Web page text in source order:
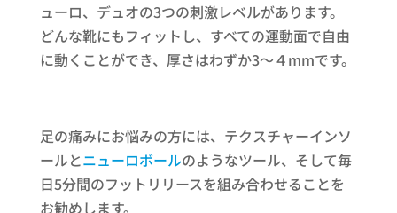
ューロ、デュオの3つの刺激レベルがあります。
どんな靴にもフィットし、すべての運動面で自由
に動くことができ、厚さはわずか3～４mmです。
足の痛みにお悩みの方には、テクスチャーインソ
ールとニューロボールのようなツール、そして毎
日5分間のフットリリースを組み合わせることを
お勧めします。